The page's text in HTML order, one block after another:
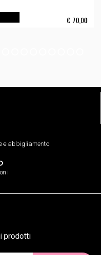
€ 70,00
e abbigliamento
prodotti